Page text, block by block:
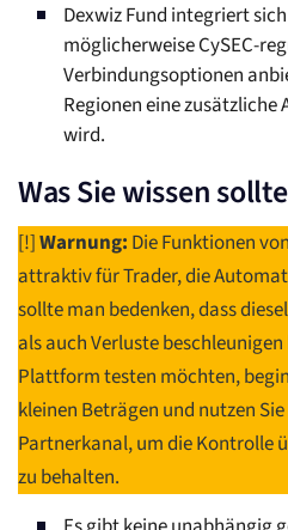
Dexwiz Fund integriert
möglicherweise CySEC-
Verbindungsoptionen
Regionen eine zusätzliche
wird.
Was Sie wissen
[!]Warnung: Die Funktionen
attraktiv für Trader, die
sollte man bedenken, dass
als auch Verluste
Plattform testen möchten,
kleinen Beträgen und nutzen
Partnerkanal, um die Kontrolle
zu behalten.